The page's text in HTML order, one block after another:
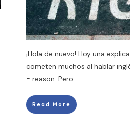
¡Hola de nuevo! Hoy una
cometen muchos al hablar
= reason. Pero
Read More